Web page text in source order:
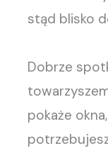
stąd blisko
Dobrze
pokaże